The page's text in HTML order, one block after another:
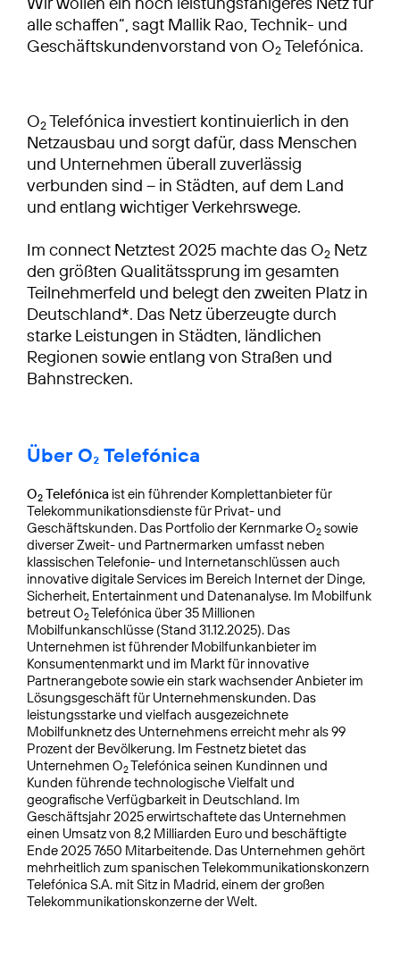
alle schaffen“, sagt Mallik Rao, Technik- und
Geschäftskundenvorstand von O2Telefónica.
O2Telefónica investiert kontinuierlich in den
Netzausbau und sorgt dafür, dass Menschen
und Unternehmen überall zuverlässig
verbunden sind – in Städten, auf dem Land
und entlang wichtiger Verkehrswege.
Im connect Netztest 2025 machte das O2 Netz
den größten Qualitätssprung im gesamten
Teilnehmerfeld und belegt den zweiten Platz in
Deutschland*. Das Netz überzeugte durch
starke Leistungen in Städten, ländlichen
Regionen sowie entlang von Straßen und
Bahnstrecken.
Über O₂ Telefónica
O2 Telefónica ist ein führender Komplettanbieter für
Telekommunikationsdienste für Privat- und
Geschäftskunden. Das Portfolio der Kernmarke O2 sowie
diverser Zweit- und Partnermarken umfasst neben
klassischen Telefonie- und Internetanschlüssen auch
innovative digitale Services im Bereich Internet der Dinge,
Sicherheit, Entertainment und Datenanalyse. Im Mobilfunk
betreut O2Telefónica über 35 Millionen
Mobilfunkanschlüsse (Stand 31.12.2025). Das
Unternehmen ist führender Mobilfunkanbieter im
Konsumentenmarkt und im Markt für innovative
Partnerangebote sowie ein stark wachsender Anbieter im
Lösungsgeschäft für Unternehmenskunden. Das
leistungsstarke und vielfach ausgezeichnete
Mobilfunknetz des Unternehmens erreicht mehr als 99
Prozent der Bevölkerung. Im Festnetz bietet das
Unternehmen O2Telefónica seinen Kundinnen und
Kunden führende technologische Vielfalt und
geografische Verfügbarkeit in Deutschland. Im
Geschäftsjahr 2025 erwirtschaftete das Unternehmen
einen Umsatz von 8,2 Milliarden Euro und beschäftigte
Ende 2025 7650 Mitarbeitende. Das Unternehmen gehört
mehrheitlich zum spanischen Telekommunikationskonzern
Telefónica S.A. mit Sitz in Madrid, einem der großen
Telekommunikationskonzerne der Welt.